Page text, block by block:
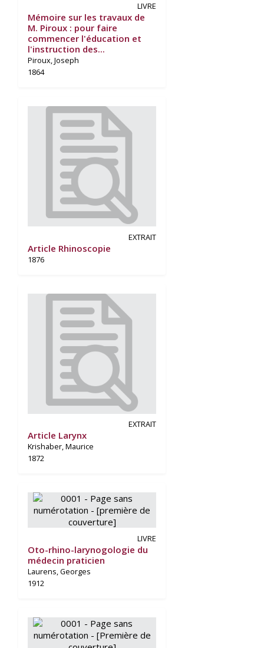
LIVRE
Mémoire sur les travaux de
M. Piroux : pour faire
commencer l'éducation et
l'instruction des...
Piroux, Joseph
1864
EXTRAIT
Article Rhinoscopie
1876
EXTRAIT
Article Larynx
Krishaber, Maurice
1872
LIVRE
Oto-rhino-larynogologie du
médecin praticien
Laurens, Georges
1912